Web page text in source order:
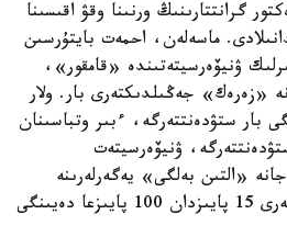
گرانتتارىنىڭ ورنىنا وقۋ اقىسىنا
ماسەلەن، احمەت بايتۇرسىن
ۋنيۆەرسيتەتىندە «قامقور»،
جەڭىلدىكتەرى بار. ولار
بار ستۋدەنتتەرگە، ءبىر وتباسىنان
ۋنيۆەرسيتەت
جانە «التىن بەلگى» يەگەرلەرىنە
بەرىلەدى. جەڭىلدىك مولشەرى 15 پايىزدان 100 پايىزعا دەيىنگى